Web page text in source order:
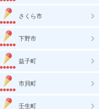
さくら市
下野市
益子町
市貝町
壬生町